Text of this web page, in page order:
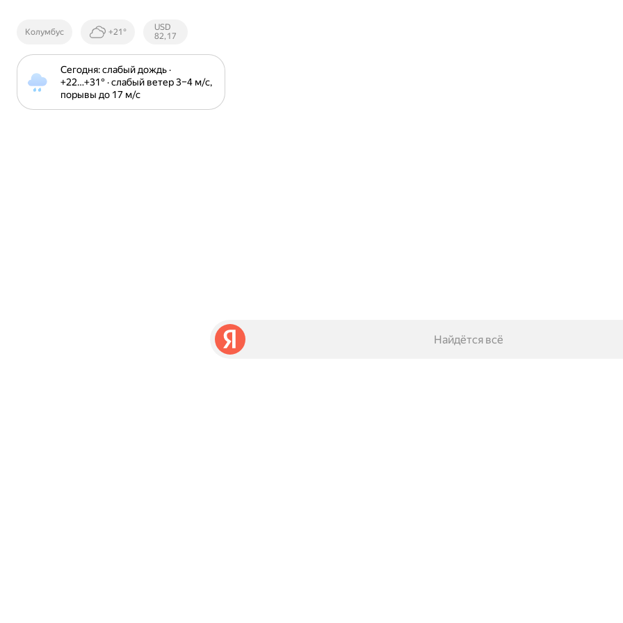
Колумбус +21°
Курсы ЦБ
РФ
USD
82,17
Сегодня: слабый дождь ·
+22⁠…⁠+31⁠° · слабый ветер 3⁠–⁠4 м⁠/⁠с,
порывы до 17 м⁠/⁠с